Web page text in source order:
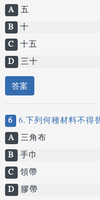
A 五
B 十
C 十五
D 三十
答案
6 6.下列何種材料不得
A 三角布
B 手巾
C 領帶
D 膠帶